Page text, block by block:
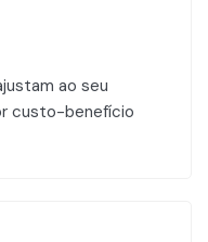
ao seu
custo-benefício